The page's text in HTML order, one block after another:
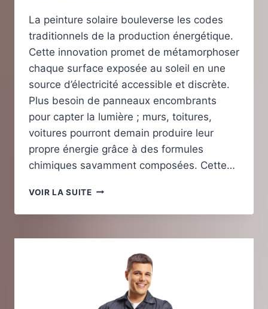
La peinture solaire bouleverse les codes
traditionnels de la production énergétique.
Cette innovation promet de métamorphoser
chaque surface exposée au soleil en une
source d’électricité accessible et discrète.
Plus besoin de panneaux encombrants
pour capter la lumière ; murs, toitures,
voitures pourront demain produire leur
propre énergie grâce à des formules
chimiques savamment composées. Cette…
VOIR LA SUITEPEINTURE
:
NOUVELLE
PRODUCTION
D’ÉNERGIE